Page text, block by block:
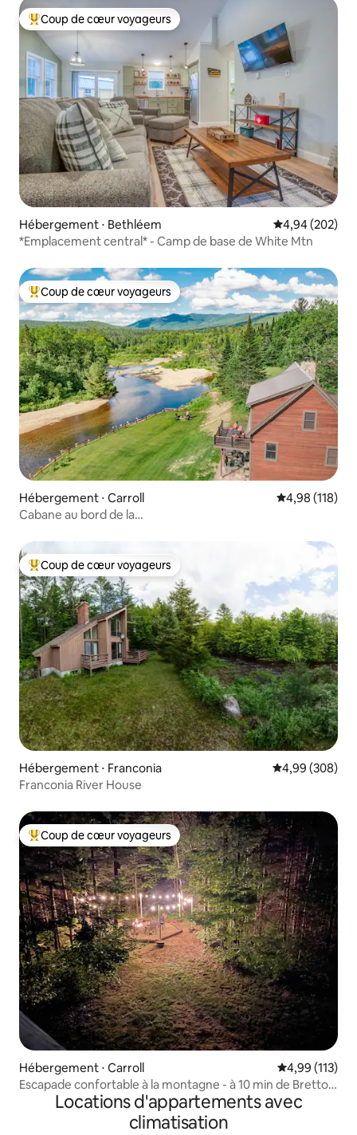
Coups de cœur voyageurs les plus appréciés
Coup de cœur voyageurs
Hébergement ⋅ Bethléem Évaluation
4,94 (202)
*Emplacement central* - Camp de base de White Mtn
Coups de cœur voyageurs les plus appréciés
Coup de cœur voyageurs
Hébergement ⋅ Carroll Évaluation
4,98 (118)
Cabane au bord de la
Coups de cœur voyageurs les plus appréciés
Coup de cœur voyageurs
Hébergement ⋅ Franconia Évaluation
4,99 (308)
Franconia River House
Coups de cœur voyageurs les plus appréciés
Coup de cœur voyageurs
Hébergement ⋅ Carroll Évaluation
4,99 (113)
Escapade confortable à la montagne - à 10 min de Bretton
WoodsLocations d'appartements avec
climatisation